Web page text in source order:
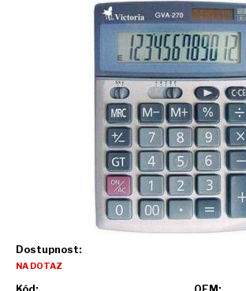
Dostupnost:
NA DOTAZ